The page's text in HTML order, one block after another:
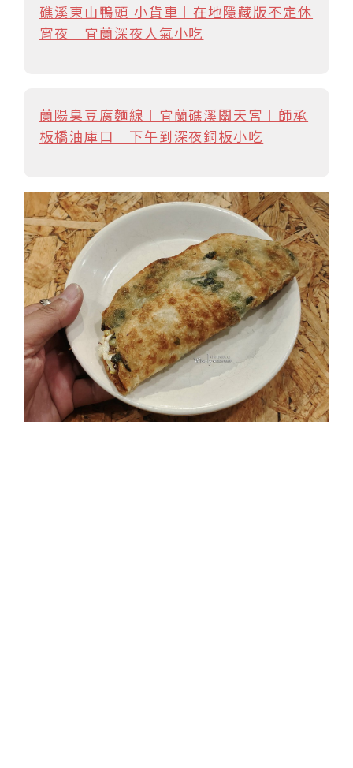
礁溪東山鴨頭 小貨車︱在地隱藏版不定休
宵夜︱宜蘭深夜人氣小吃
蘭陽臭豆腐麵線︱宜蘭礁溪關天宮︱師承
板橋油庫口︱下午到深夜銅板小吃